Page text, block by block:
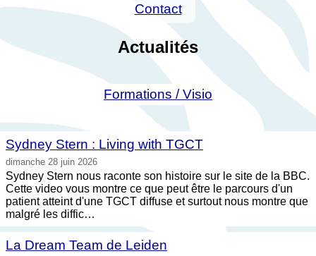
Contact
Actualités
Formations / Visio
Sydney Stern : Living with TGCT
dimanche 28 juin 2026
Sydney Stern nous raconte son histoire sur le site de la BBC.
Cette video vous montre ce que peut être le parcours d'un
patient atteint d'une TGCT diffuse et surtout nous montre que
malgré les diffic…
La Dream Team de Leiden